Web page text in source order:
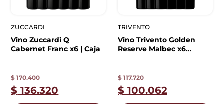
ZUCCARDI
Vino Zuccardi Q
Cabernet Franc x6 | Caja
$170.400
$ 136.320
TRIVENTO
Vino Trivento Golden
Reserve Malbec x6
$117.720
$ 100.062